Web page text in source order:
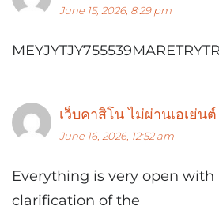
June 15, 2026, 8:29 pm
MEYJYTJY755539MARETRYTR
เว็บคาสิโน ไม่ผ่านเอเย่นต์
June 16, 2026, 12:52 am
Everything is very open with
clarification of the